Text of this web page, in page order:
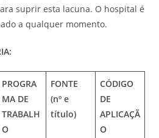
suprir esta lacuna. O hospital é
a qualquer momento.
PROGRA
MA DE
TRABALH
O
FONTE
(nº e
título)
CÓDIGO
DE
APLICAÇÃ
O